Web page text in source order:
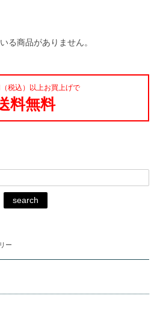
る商品がありません。
税込）以上お買上げで
料無料
search
ー